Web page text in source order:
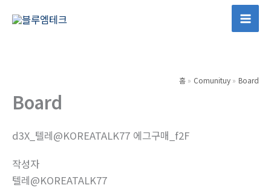
Main
홈 Comunituy Board
Board
d3X_텔레@KOREATALK77 에그구매_f2F
작성자
텔레@KOREATALK77